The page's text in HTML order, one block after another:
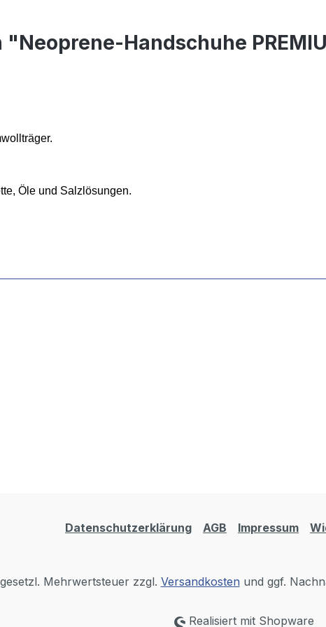
Handschuhe
Öle und Salzlösungen.
Datenschutzerklärung AGB Impressum
Mehrwertsteuer zzgl. Versandkosten und ggf.
Realisiert mit Shopware